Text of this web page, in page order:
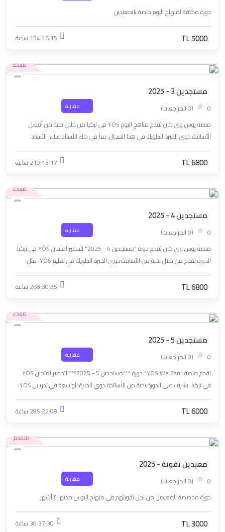
دورة مكثفة لمنهاج اليوم خاصة بالمعيدين
TL 5000 154:16:15 ساعة
مبتدء
مستجدين 3 - 2025
0 (0 المراجعات) مقارنة
منصة يوس وي كان تقدم مناهج اليوم YÖS في تركيا من خلال نخبة من أفضل
الأساتذة ذوي الخبرة الطويلة في هذا المجال، بما في ذلك الأستاذ علاء، الأستاذ
ناصيف، الأستاذ أحمد معيرية، والآنسة نسرين رحال. نرحب بكم في دورة مستجدين 3 -
2025.
TL 6800 219:15:17 ساعة
مبتدء
مستجدين 4 - 2025
0 (0 المراجعات) مقارنة
منصة يوس وي كان تقدم دورة "مستجدين 4 - 2025" لتحضير امتحان YÖS في تركيا.
الدورة تقدم من خلال نخبة من الأساتذة ذوي الخبرة الطويلة في تعليم YÖS، مثل
الأستاذ علاء، الأستاذ ناصيف، الأستاذ أحمد معيرية، والآنسة نسرين رحال.
TL 6800 268:30:35 ساعة
مبتدء
مستجدين 5 - 2025
0 (0 المراجعات) مقارنة
تقدم منصة "YÖS We Can" دورة **"مستجدين 5 - 2025"** لتحضير امتحان YÖS
في تركيا. يشرف على الدورة نخبة من الأساتذة ذوي الخبرة الواسعة في تدريس YÖS،
بما في ذلك الأستاذ علاء، الأستاذ ناصيف، الأستاذ أحمد معيرية، والآنسة نسرين رحال.
TL 6000 285:22:08 ساعة
متقدم
معيدين تقوية - 2025
0 (0 المراجعات) مقارنة
دورة مخصصة للمعيدين من اجل تقويتهم في منهاج اليوس مدتها ٤ أشهر
TL 3000 30:37:30 ساعة